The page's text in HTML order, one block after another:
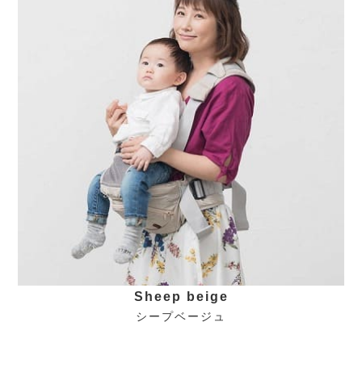
Sheep beige
シープベージュ